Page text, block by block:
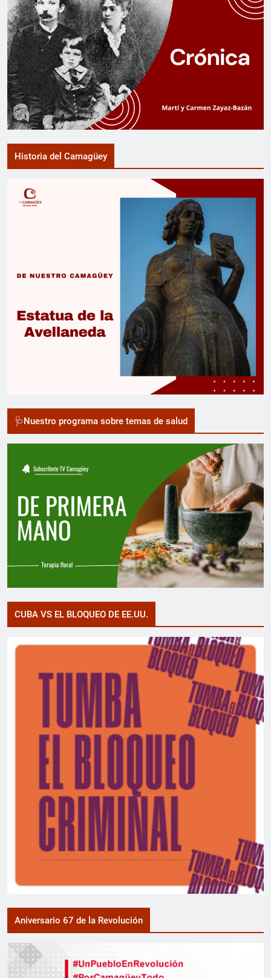
Historia del Camagüey
🩺Nuestro programa sobre temas de salud
CUBA VS EL BLOQUEO DE EE.UU.
Aniversario 67 de la Revolución